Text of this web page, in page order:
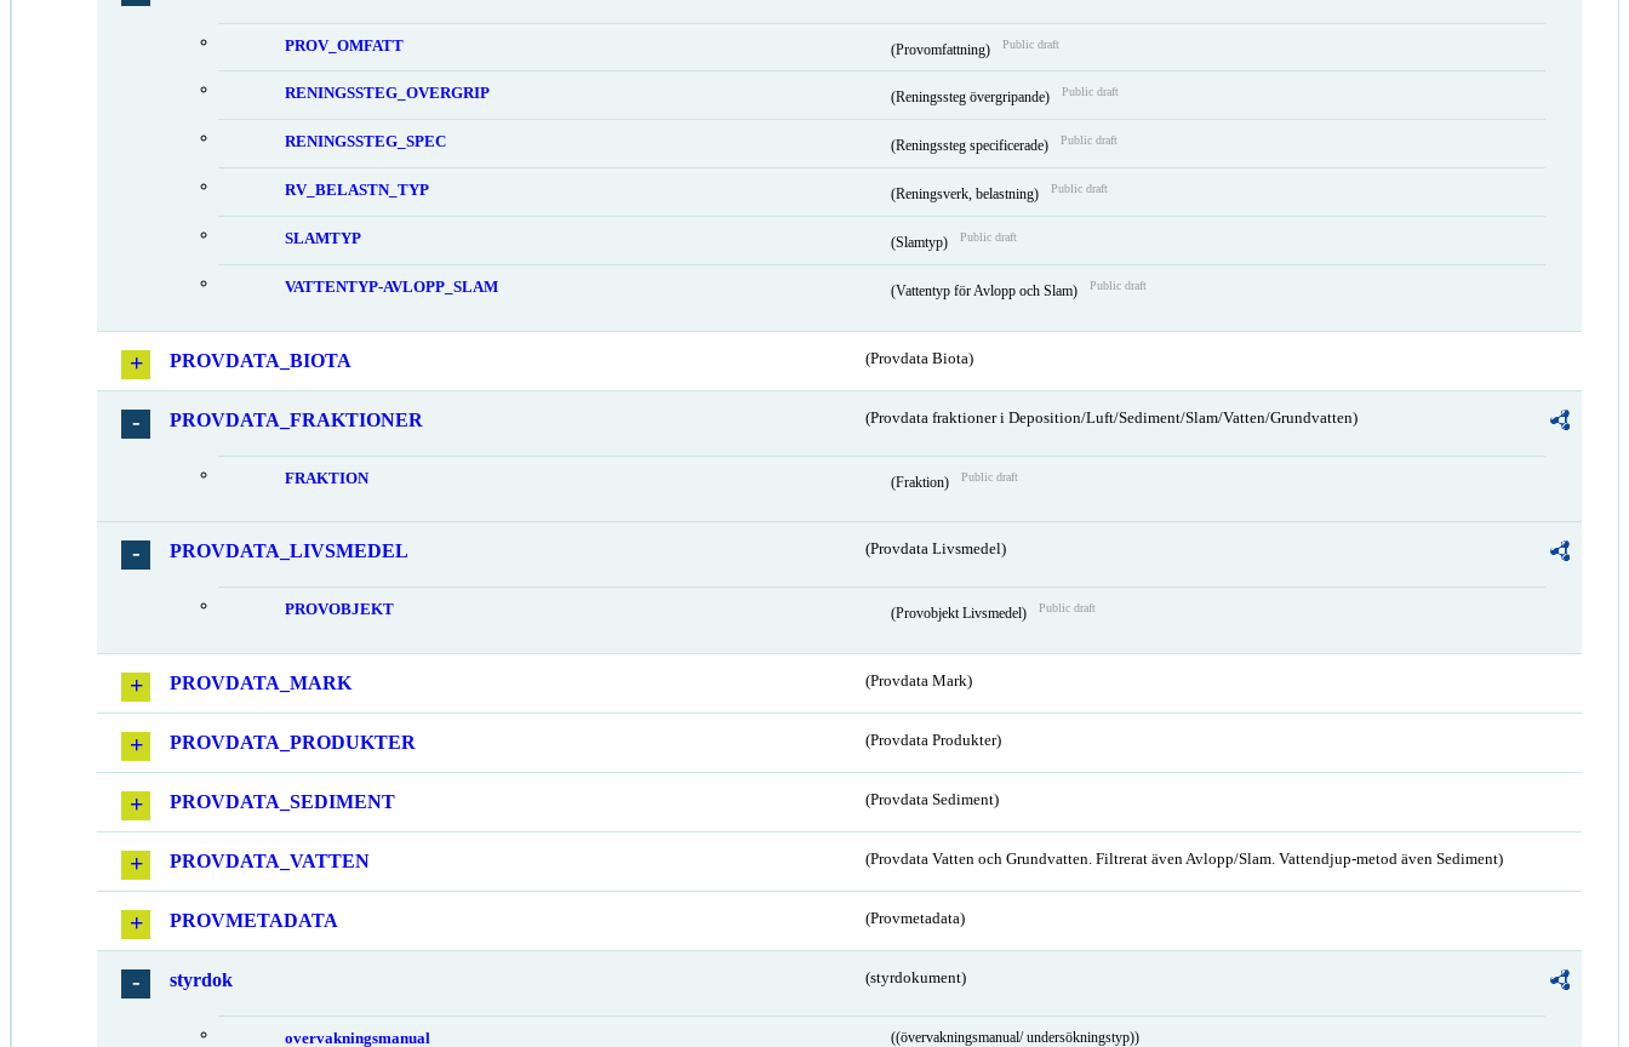
PROV_OMFATT (Provomfattning) Public draft
RENINGSSTEG_OVERGRIP (Reningssteg övergripande) Public draft
RENINGSSTEG_SPEC (Reningssteg specificerade) Public draft
RV_BELASTN_TYP (Reningsverk, belastning) Public draft
SLAMTYP (Slamtyp) Public draft
VATTENTYP-AVLOPP_SLAM (Vattentyp för Avlopp och Slam) Public draft
PROVDATA_BIOTA (Provdata Biota)
PROVDATA_FRAKTIONER (Provdata fraktioner i Deposition/Luft/Sediment/Slam/Vatten/Grundvatten)
FRAKTION (Fraktion) Public draft
PROVDATA_LIVSMEDEL (Provdata Livsmedel)
PROVOBJEKT (Provobjekt Livsmedel) Public draft
PROVDATA_MARK (Provdata Mark)
PROVDATA_PRODUKTER (Provdata Produkter)
PROVDATA_SEDIMENT (Provdata Sediment)
PROVDATA_VATTEN (Provdata Vatten och Grundvatten. Filtrerat även Avlopp/Slam. Vattendjup-metod även Sediment)
PROVMETADATA (Provmetadata)
styrdok (styrdokument)
overvakningsmanual ((övervakningsmanual/ undersökningstyp))